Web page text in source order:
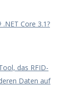
Core 3.1?
das RFID-
Daten auf